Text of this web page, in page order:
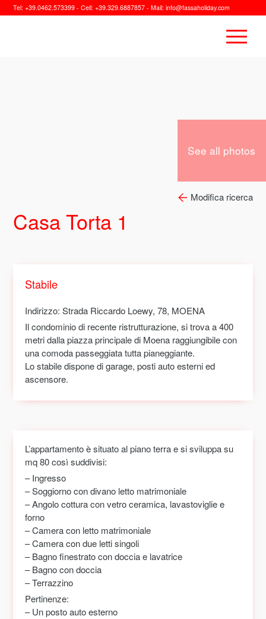
Tel:+39.0462.573399 - Cell:+39.329.6887857 - Mail:info@fassaholiday.com
See all photos
Casa Torta 1
Modifica ricerca
Stabile
Indirizzo: Strada Riccardo Loewy, 78, MOENA
Il condominio di recente ristrutturazione, si trova a 400
metri dalla piazza principale di Moena raggiungibile con
una comoda passeggiata tutta pianeggiante.
Lo stabile dispone di garage, posti auto esterni ed
ascensore.
L’appartamento è situato al piano terra e si sviluppa su
mq 80 così suddivisi:
– Ingresso
– Soggiorno con divano letto matrimoniale
– Angolo cottura con vetro ceramica, lavastoviglie e
forno
– Camera con letto matrimoniale
– Camera con due letti singoli
– Bagno finestrato con doccia e lavatrice
– Bagno con doccia
– Terrazzino
Pertinenze:
– Un posto auto esterno